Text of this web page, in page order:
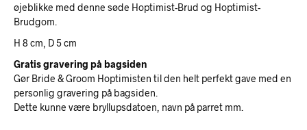
øjeblikke med denne søde Hoptimist-Brud og Hoptimist-
Brudgom.
H 8 cm, D 5 cm
Gratis gravering på bagsiden
Gør Bride & Groom Hoptimisten til den helt perfekt gave med en
personlig gravering på bagsiden.
Dette kunne være bryllupsdatoen, navn på parret mm.